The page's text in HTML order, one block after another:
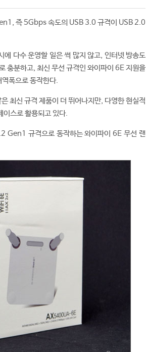
즉 5Gbps 속도의 USB 3.0 규격이 USB 2.0
다수 운영할 일은 썩 많지 않고, 인터넷 방송도
분하고, 최신 무선 규격인 와이파이 6E 지원을
폭으로 동작한다.
신 규격 제품이 더 뛰어나지만, 다영한 현실적
스로 활용되고 있다.
규격으로 동작하는 와이파이 6E 무선 랜